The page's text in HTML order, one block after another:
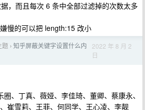
，而且每次 6 条中全部过滤掉的次数太多
慢的可以把 length:15 改小
题 › 知乎屏蔽关键字设置什么内
2022 年 8 月 2
日
、丁真、薇娅、李佳琦、董卿、蔡康永、
崔雪莉、王菲、何同学、王心凌、李靓